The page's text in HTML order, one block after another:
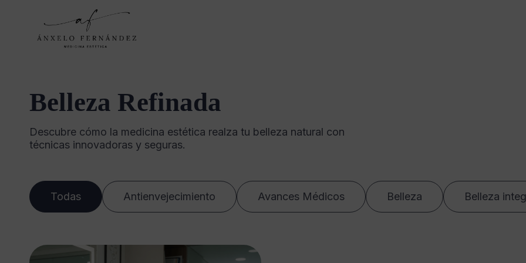
Belleza Refinada
Descubre cómo la medicina estética realza tu belleza natural con
técnicas innovadoras y seguras.
Todas Antienvejecimiento Avances Médicos Belleza Belleza